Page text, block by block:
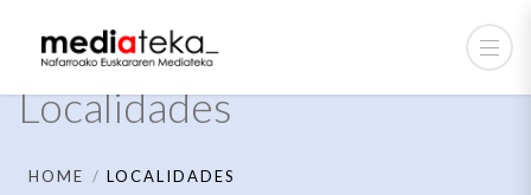
Localidades
HOME LOCALIDADES